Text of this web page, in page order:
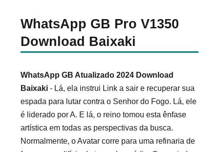
WhatsApp GB Pro V1350
Download Baixaki
WhatsApp GB Atualizado 2024 Download
Baixaki- Lá, ela instrui Link a sair e recuperar sua
espada para lutar contra o Senhor do Fogo. Lá, ele
é liderado por A. E lá, o reino tomou esta ênfase
artística em todas as perspectivas da busca.
Normalmente, o Avatar corre para uma refinaria de